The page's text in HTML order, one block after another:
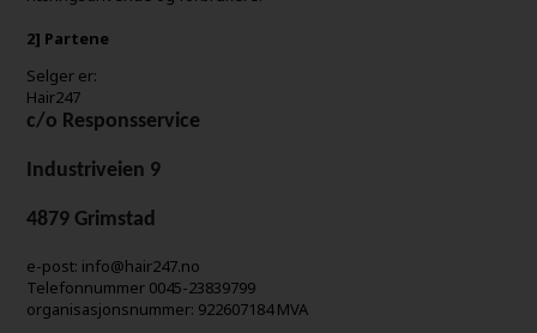
2] Partene
Selger er:
Hair247
c/o Responsservice
Industriveien 9
4879 Grimstad
e-post: info@hair247.no
Telefonnummer 0045-23839799
organisasjonsnummer: 922607184 MVA